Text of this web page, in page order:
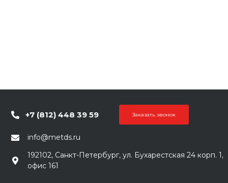
+7 (812) 448 39 59 Заказать звонок
info@metds.ru
192102, Санкт-Петербург, ул. Бухарестская 24 корп. 1,
офис 161